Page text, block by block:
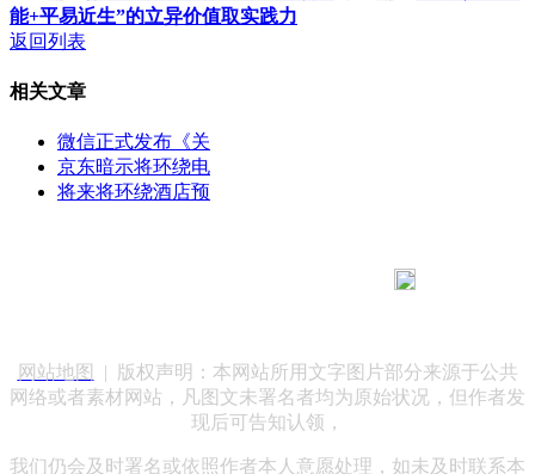
能+平易近生”的立异价值取实践力
返回列表
相关文章
微信正式发布《关
京东暗示将环绕电
将来将环绕酒店预
网站地图
| 版权声明：本网站所用文字图片部分来源于公共
网络或者素材网站，凡图文未署名者均为原始状况，但作者发
现后可告知认领，
我们仍会及时署名或依照作者本人意愿处理，如未及时联系本